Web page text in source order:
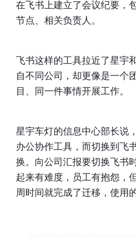
在飞书上建立了会议纪要，
节点、相关负责人。
飞书这样的工具拉近了星宇
自不同公司，却更像是一个
目、同一件事情开展工作。
星宇车灯的信息中心部长说
办公协作工具，而切换到飞
换。向公司汇报要切换飞书
起来有难度，员工有抱怨，
周时间就完成了迁移，使用